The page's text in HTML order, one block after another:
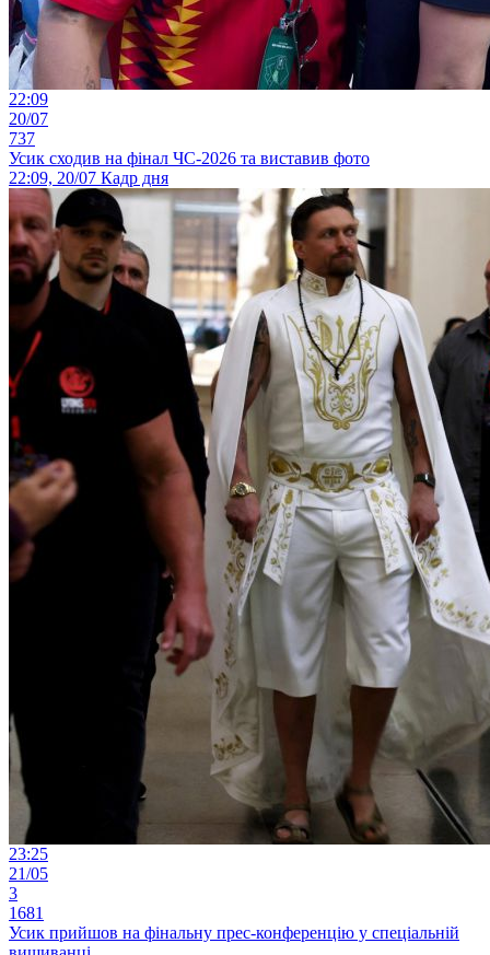
22:09
20/07
737
Усик сходив на фінал ЧС-2026 та виставив фото
22:09, 20/07 Кадр дня
23:25
21/05
3
1681
Усик прийшов на фінальну прес-конференцію у спеціальній